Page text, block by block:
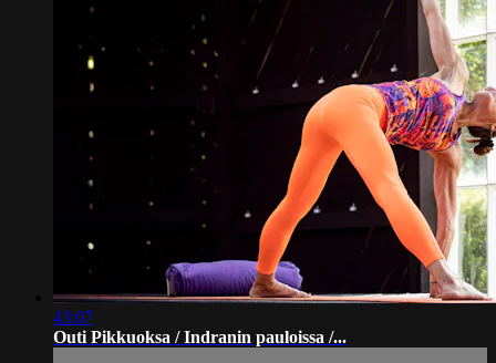
43:07
Outi Pikkuoksa / Indranin pauloissa /...